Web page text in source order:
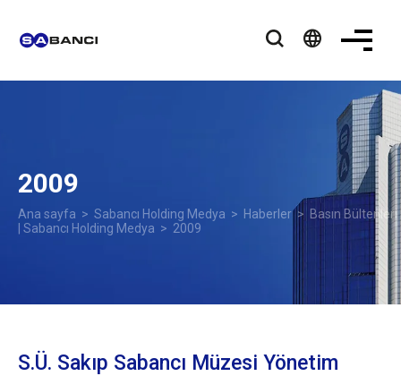
language
2009
Ana sayfa > Sabancı Holding Medya > Haberler> Basın Bültenleri
| Sabancı Holding Medya > 2009
S.Ü. Sakıp Sabancı Müzesi Yönetim